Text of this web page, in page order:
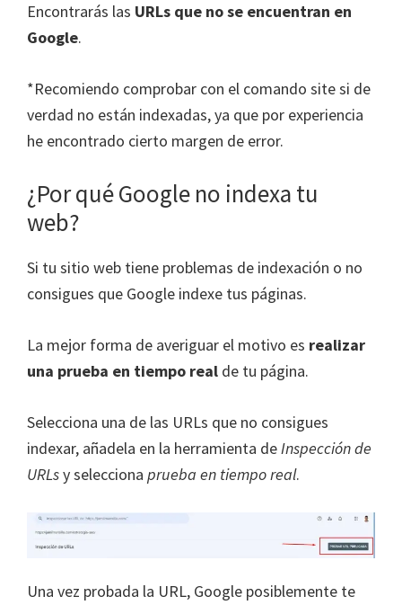
Encontrarás las URLs que no se encuentran en
Google.
*Recomiendo comprobar con el comando site si de
verdad no están indexadas, ya que por experiencia
he encontrado cierto margen de error.
¿Por qué Google no indexa tu
web?
Si tu sitio web tiene problemas de indexación o no
consigues que Google indexe tus páginas.
La mejor forma de averiguar el motivo es realizar
una prueba en tiempo real de tu página.
Selecciona una de las URLs que no consigues
indexar, añadela en la herramienta deInspección de
URLsy selecciona prueba en tiempo real.
Una vez probada la URL, Google posiblemente te